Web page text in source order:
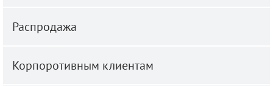
Распродажа
Корпоротивным клиентам